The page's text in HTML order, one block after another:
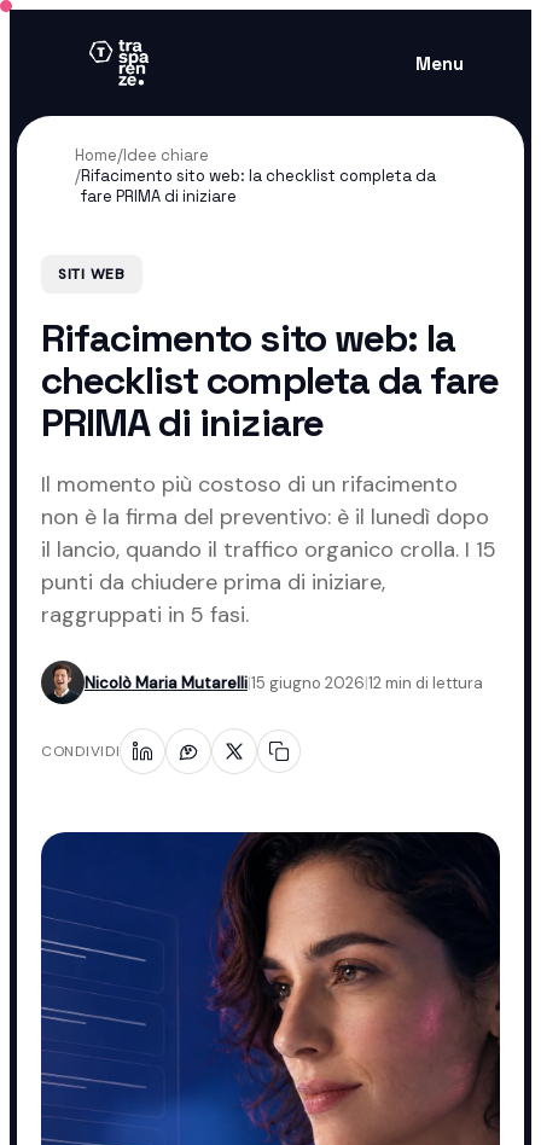
Menu
Home/Idee chiare
/Rifacimento sito web: la checklist completa da
fare PRIMA di iniziare
SITI WEB
Rifacimento sito web: la
checklist completa da fare
PRIMA di iniziare
Il momento più costoso di un rifacimento
non è la firma del preventivo: è il lunedì dopo
il lancio, quando il traffico organico crolla. I 15
punti da chiudere prima di iniziare,
raggruppati in 5 fasi.
Nicolò Maria Mutarelli|15 giugno 2026|12 min di lettura
CONDIVIDI